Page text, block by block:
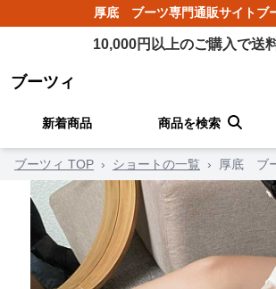
厚底 ブーツ専門通販サイトブ
10,000円以上のご購入で送
ブーツィ
新着商品 商品を検索
ブーツィ TOP › ショートの一覧 › 厚底 ブ